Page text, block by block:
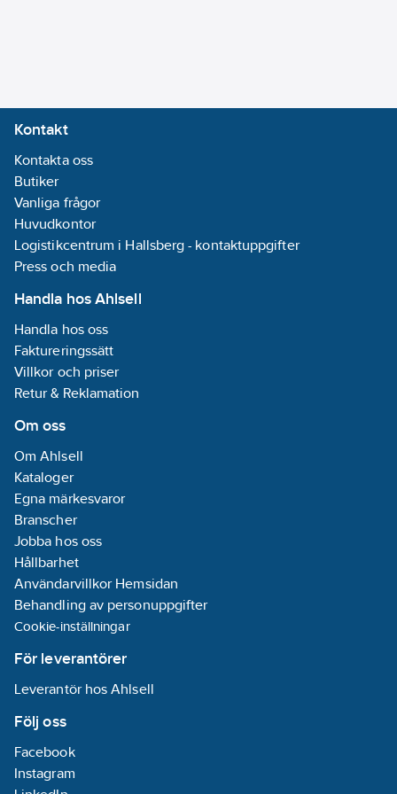
Tillbehör:
Korrosionsskydd i
Mjukstart på ON-OFF
kompressorer.
Master slav utförande
max 5st.
Elektronisk
expansionsventil.
RS485.
Separat pumpmodul
MR med tank
1500/2000 L, klarar
utomhusplacering.
vid omgivande
lufttemperatur 35°C
och
köldbärartemperatur
in/ut +12/7°C .
Genomsnittlig
ljudtrycksnivå uppmätt
i fritt utrymme på 1m,
enligt ISO 3744.
igångkörningsprotokoll
digitalt, länk till
registreringssidan
genereras vid
Kontakt
Kontakta oss
Butiker
Vanliga frågor
Huvudkontor
Logistikcentrum i Hallsberg - kontaktuppgifter
Press och media
Handla hos Ahlsell
Handla hos oss
Faktureringssätt
Villkor och priser
Retur & Reklamation
Om oss
Om Ahlsell
Kataloger
Egna märkesvaror
Branscher
Jobba hos oss
Hållbarhet
Användarvillkor Hemsidan
Behandling av personuppgifter
Cookie-inställningar
För leverantörer
Leverantör hos Ahlsell
Följ oss
Facebook
Instagram